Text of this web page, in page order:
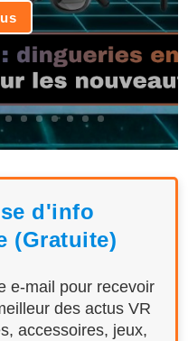
d'info
(Gratuite)
e-mail pour recevoir
des actus VR
accessoires, jeux,